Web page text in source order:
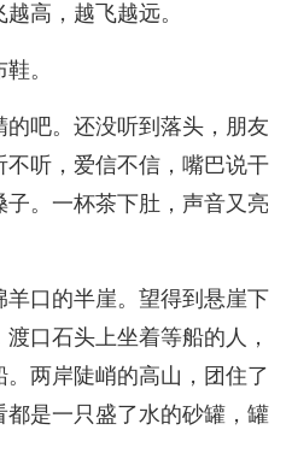
高，越飞越远。
。
的吧。还没听到落头，朋友
不听，爱信不信，嘴巴说干
。一杯茶下肚，声音又亮
口的半崖。望得到悬崖下
口石头上坐着等船的人，
两岸陡峭的高山，团住了
是一只盛了水的砂罐，罐